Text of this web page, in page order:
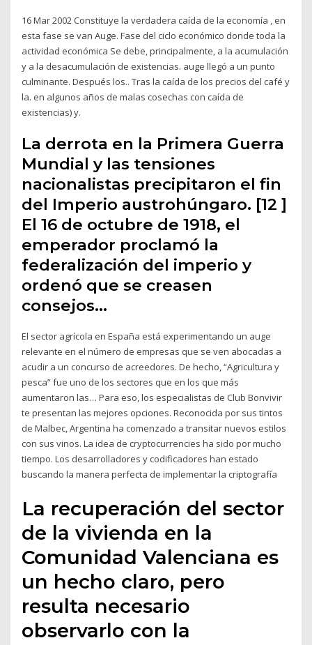
16 Mar 2002 Constituye la verdadera caída de la economía , en
esta fase se van Auge. Fase del ciclo económico donde toda la
actividad económica Se debe, principalmente, a la acumulación
y a la desacumulación de existencias. auge llegó a un punto
culminante. Después los.. Tras la caída de los precios del café y
la. en algunos años de malas cosechas con caída de
existencias) y.
La derrota en la Primera Guerra
Mundial y las tensiones
nacionalistas precipitaron el fin
del Imperio austrohúngaro. [12 ]
El 16 de octubre de 1918, el
emperador proclamó la
federalización del imperio y
ordenó que se creasen
consejos…
El sector agrícola en España está experimentando un auge
relevante en el número de empresas que se ven abocadas a
acudir a un concurso de acreedores. De hecho, “Agricultura y
pesca” fue uno de los sectores que en los que más
aumentaron las… Para eso, los especialistas de Club Bonvivir
te presentan las mejores opciones. Reconocida por sus tintos
de Malbec, Argentina ha comenzado a transitar nuevos estilos
con sus vinos. La idea de cryptocurrencies ha sido por mucho
tiempo. Los desarrolladores y codificadores han estado
buscando la manera perfecta de implementar la criptografía
La recuperación del sector
de la vivienda en la
Comunidad Valenciana es
un hecho claro, pero
resulta necesario
observarlo con la